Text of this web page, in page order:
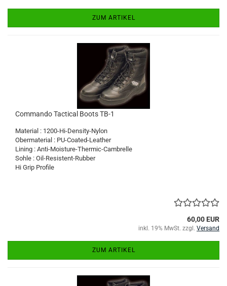
ZUM ARTIKEL
Commando Tactical Boots TB-1
Material : 1200-Hi-Density-Nylon
Obermaterial : PU-Coated-Leather
Lining : Anti-Moisture-Thermic-Cambrelle
Sohle : Oil-Resistent-Rubber
Hi Grip Profile
60,00 EUR
inkl. 19% MwSt. zzgl. Versand
ZUM ARTIKEL